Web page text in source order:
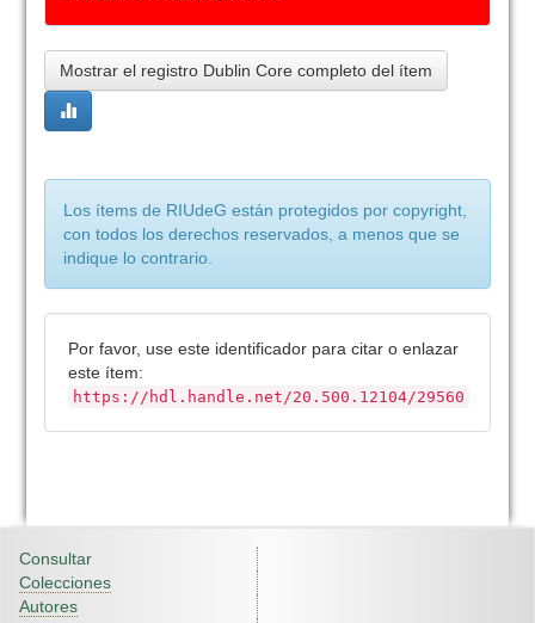
Mostrar el registro Dublin Core completo del ítem
Los ítems de RIUdeG están protegidos por copyright,
con todos los derechos reservados, a menos que se
indique lo contrario.
Por favor, use este identificador para citar o enlazar
este ítem:
https://hdl.handle.net/20.500.12104/29560
Consultar
Colecciones
Autores